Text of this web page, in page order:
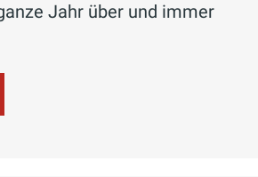
Jahr über und immer